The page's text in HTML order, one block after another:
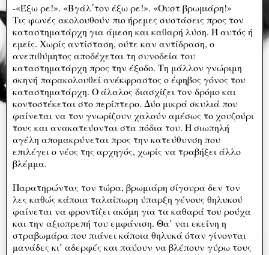
-«Έξω ρε!». «Βγάλ΄τον έξω ρε!». «Ουστ βρωμιάρη!»
Τις φωνές ακολουθούν πιο ήρεμες συστάσεις προς τον
καταστηματάρχη για άμεση και καθαρή λύση. Ή αυτός ή
εμείς. Χωρίς αντίσταση, ούτε καν αντίδραση, ο
ανεπιθύμητος αποδέχεται τη συνοδεία του
καταστηματάρχη προς την έξοδο. Τη μάλλον γνώριμη
σκηνή παρακολουθεί ανέκφραστος ο έφηβος γόνος του
καταστηματάρχη. Ο άλαλος διασχίζει τον δρόμο και
κοντοστέκεται στο περίπτερο. Δύο μικρά σκυλιά που
φαίνεται να τον γνωρίζουν χαλούν αμέσως το χουζούρι
τους και ανακατεύονται στα πόδια του. Η σιωπηλή
αγέλη απομακρύνεται προς την κατεύθυνση που
επιλέγει ο νέος της αρχηγός, χωρίς να τραβήξει άλλο
βλέμμα.
Παρατηρώντας τον τώρα, βρωμιάρη σίγουρα δεν τον
λες καθώς κάποια ταλαίπωρη ύπαρξη γένους θηλυκού
φαίνεται να φροντίζει ακόμη για τα καθαρά του ρούχα
και την αξιοπρεπή του εμφάνιση. Θα’ ναι εκείνη η
στραβωμάρα που πιάνει κάποια θηλυκά όταν γίνονται
μανάδες κι’ αδερφές και παύουν να βλέπουν γύρω τους